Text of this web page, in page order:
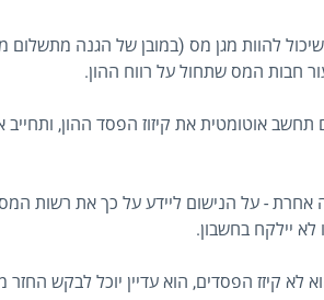
להוות מגן מס (במובן של הגנה מתשלום
חבות המס שתחול על רווח ההון.
אוטומטית את קיזוז הפסד ההון, ותחייב
אחרת - על הנישום ליידע על כך את רשות
יילקח בחשבון.
קיזז הפסדים, הוא עדיין יוכל לבקש החזר